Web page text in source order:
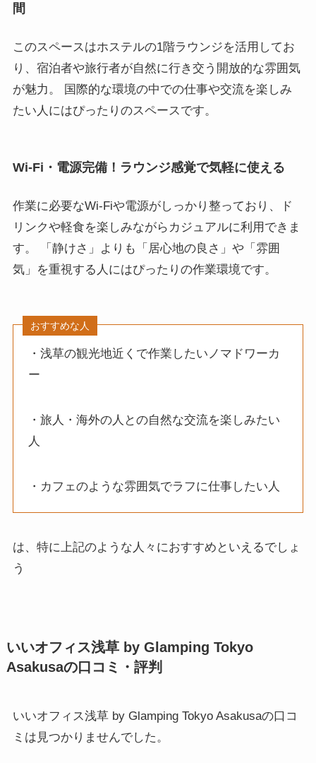
間
このスペースはホステルの1階ラウンジを活用してお
り、宿泊者や旅行者が自然に行き交う開放的な雰囲気
が魅力。 国際的な環境の中での仕事や交流を楽しみ
たい人にはぴったりのスペースです。
Wi-Fi・電源完備！ラウンジ感覚で気軽に使える
作業に必要なWi-Fiや電源がしっかり整っており、ド
リンクや軽食を楽しみながらカジュアルに利用できま
す。 「静けさ」よりも「居心地の良さ」や「雰囲
気」を重視する人にはぴったりの作業環境です。
おすすめな人
・浅草の観光地近くで作業したいノマドワーカ
ー
・旅人・海外の人との自然な交流を楽しみたい
人
・カフェのような雰囲気でラフに仕事したい人
は、特に上記のような人々におすすめといえるでしょ
う
いいオフィス浅草 by Glamping Tokyo
Asakusaの口コミ・評判
いいオフィス浅草 by Glamping Tokyo Asakusaの口コ
ミは見つかりませんでした。